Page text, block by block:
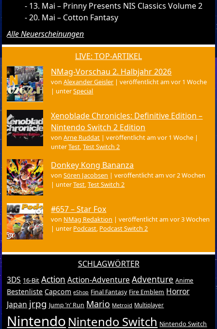
13. Mai – Prinny Presents NIS Classics Volume 2
20. Mai – Cotton Fantasy
Alle Neuerscheinungen
LIVE: TOP-ARTIKEL
NMag-Vorschau 2. Halbjahr 2026
vonAlexander Geisler |veröffentlicht am vor 1 Woche
| unterSpecial
Xenoblade Chronicles: Definitive Edition –
Nintendo Switch 2 Edition
vonArne Ruddat |veröffentlicht am vor 1 Woche |
unterTest,Test Switch 2
Donkey Kong Bananza
vonSören Jacobsen |veröffentlicht am vor 2 Wochen
| unterTest,Test Switch 2
#657 – Star Fox
von NMag Redaktion |veröffentlicht am vor 3 Wochen
| unter Podcast, Podcast Switch 2
SCHLAGWÖRTER
3DS 16-Bit Action Action-Adventure Adventure Anime
Bestenliste Capcom eShop Final Fantasy Fire Emblem Horror
Japan jrpg Jump ’n’ Run Mario Metroid Multiplayer
Nintendo Nintendo Switch Nintendo Switch